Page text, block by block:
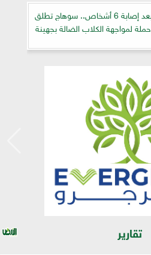
بعد إصابة 6 أشخاص.. سوهاج تطلق
حملة لمواجهة الكلاب الضالة بجهينة
تقارير